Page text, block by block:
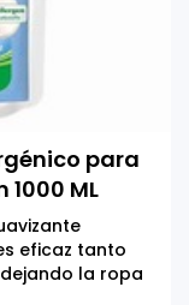
para
ML
eficaz tanto
la ropa